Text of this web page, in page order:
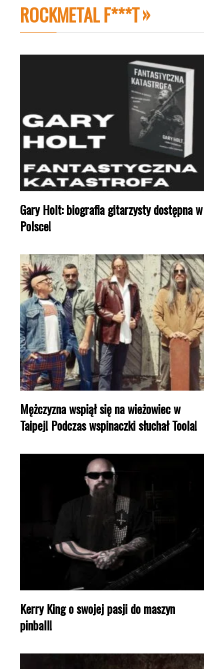
ROCKMETAL F***T
Gary Holt: biografia gitarzysty dostępna w
Polsce!
Mężczyzna wspiął się na wieżowiec w
Taipej! Podczas wspinaczki słuchał Toola!
Kerry King o swojej pasji do maszyn
pinball!